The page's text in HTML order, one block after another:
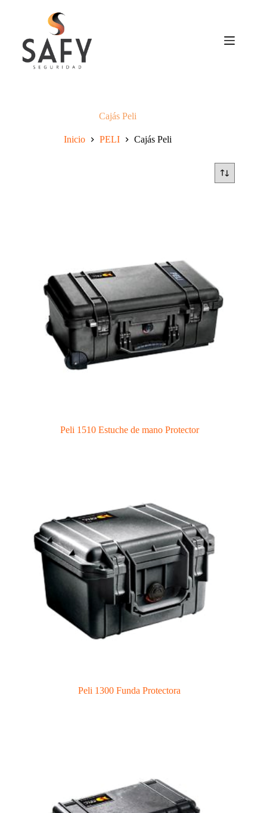
Cajás Peli
Inicio PELI Cajás Peli
Peli 1510 Estuche de mano Protector
Peli 1300 Funda Protectora